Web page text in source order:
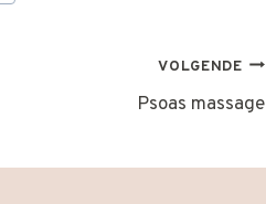
VOLGENDE
Psoas massage